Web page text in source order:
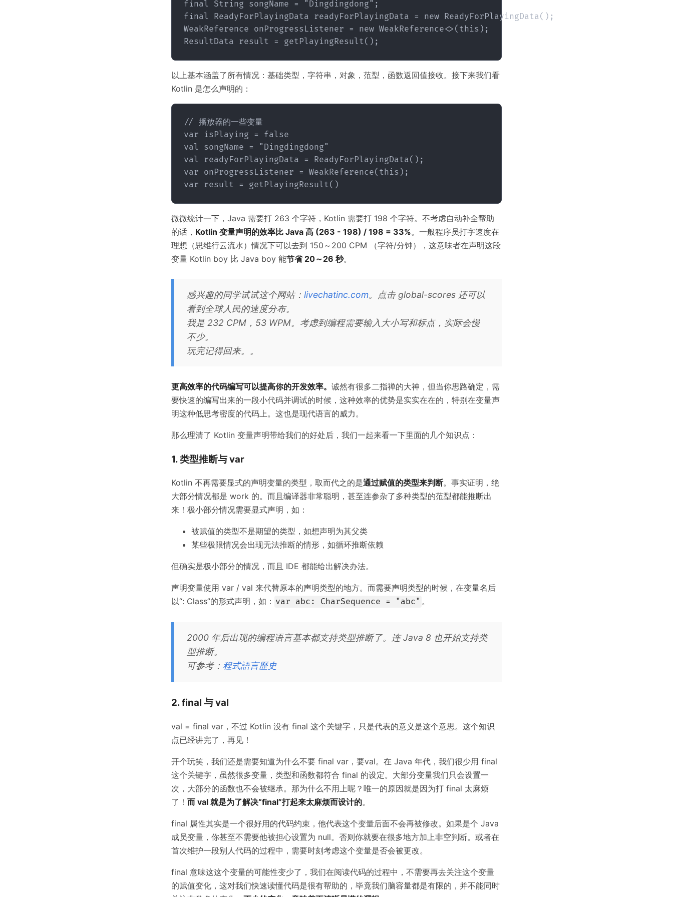
final String songName = "Dingdingdong";
final ReadyForPlayingData readyForPlayingData = new ReadyForPlayingData();
WeakReference onProgressListener = new WeakReference<>(this);
以上基本涵盖了所有情况：基础类型，字符串，对象，范型，函数返回值接收。接下来我们看
Kotlin 是怎么声明的：
// 播放器的一些变量
var isPlaying = false
val songName = "Dingdingdong"
val readyForPlayingData = ReadyForPlayingData();
var onProgressListener = WeakReference(this);
微微统计一下，Java 需要打 263 个字符，Kotlin 需要打 198 个字符。不考虑自动补全帮助
的话， Kotlin 变量声明的效率比 Java 高 (263 - 198) / 198 = 33%。一般程序员打字速度在
理想（思维行云流水）情况下可以去到 150～200 CPM （字符/分钟），这意味者在声明这段
变量 Kotlin boy 比 Java boy 能节省 20～26 秒。
感兴趣的同学试试这个网站：livechatinc.com。点击 global-scores 还可以
看到全球人民的速度分布。
我是 232 CPM，53 WPM。考虑到编程需要输入大小写和标点，实际会慢
不少。
玩完记得回来。。
更高效率的代码编写可以提高你的开发效率。 诚然有很多二指禅的大神，但当你思路确定，需
要快速的编写出来的一段小代码并调试的时候，这种效率的优势是实实在在的，特别在变量声
明这种低思考密度的代码上。这也是现代语言的威力。
那么理清了 Kotlin 变量声明带给我们的好处后，我们一起来看一下里面的几个知识点：
1. 类型推断与 var
Kotlin 不再需要显式的声明变量的类型，取而代之的是通过赋值的类型来判断。事实证明，绝
大部分情况都是 work 的。而且编译器非常聪明，甚至连参杂了多种类型的范型都能推断出
来！极小部分情况需要显式声明，如：
被赋值的类型不是期望的类型，如想声明为其父类
某些极限情况会出现无法推断的情形，如循环推断依赖
但确实是极小部分的情况，而且 IDE 都能给出解决办法。
声明变量使用 var / val 来代替原本的声明类型的地方。而需要声明类型的时候，在变量名后
以“: Class”的形式声明，如： var abc: CharSequence = "abc" 。
2000 年后出现的编程语言基本都支持类型推断了。连 Java 8 也开始支持类
型推断。
可参考：程式語言歷史
2. final 与 val
val = final var，不过 Kotlin 没有 final 这个关键字，只是代表的意义是这个意思。这个知识
点已经讲完了，再见！
开个玩笑，我们还是需要知道为什么不要 final var，要val。在 Java 年代，我们很少用 final
这个关键字，虽然很多变量，类型和函数都符合 final 的设定。大部分变量我们只会设置一
次，大部分的函数也不会被继承。那为什么不用上呢？唯一的原因就是因为打 final 太麻烦
了！ 而 val 就是为了解决“final”打起来太麻烦而设计的。
final 属性其实是一个很好用的代码约束，他代表这个变量后面不会再被修改。如果是个 Java
成员变量，你甚至不需要他被担心设置为 null。否则你就要在很多地方加上非空判断。或者在
首次维护一段别人代码的过程中，需要时刻考虑这个变量是否会被更改。
final 意味这这个变量的可能性变少了，我们在阅读代码的过程中，不需要再去关注这个变量
的赋值变化，这对我们快速读懂代码是很有帮助的，毕竟我们脑容量都是有限的，并不能同时